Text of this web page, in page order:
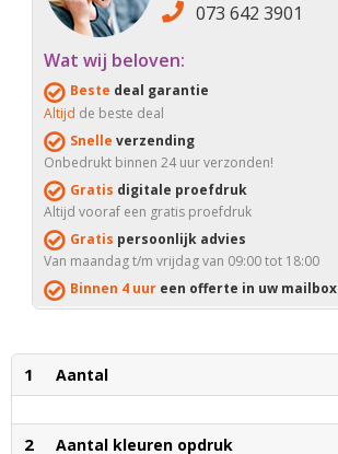
073 642 3901
Wat wij beloven:
Beste deal garantie
Altijd de beste deal
Snelle verzending
Onbedrukt binnen 24 uur verzonden!
Gratis digitale proefdruk
Altijd vooraf een gratis proefdruk
Gratis persoonlijk advies
Van maandag t/m vrijdag van 09:00 tot 18:00
Binnen 4 uur een offerte in uw mailbox
1 Aantal
2 Aantal kleuren opdruk